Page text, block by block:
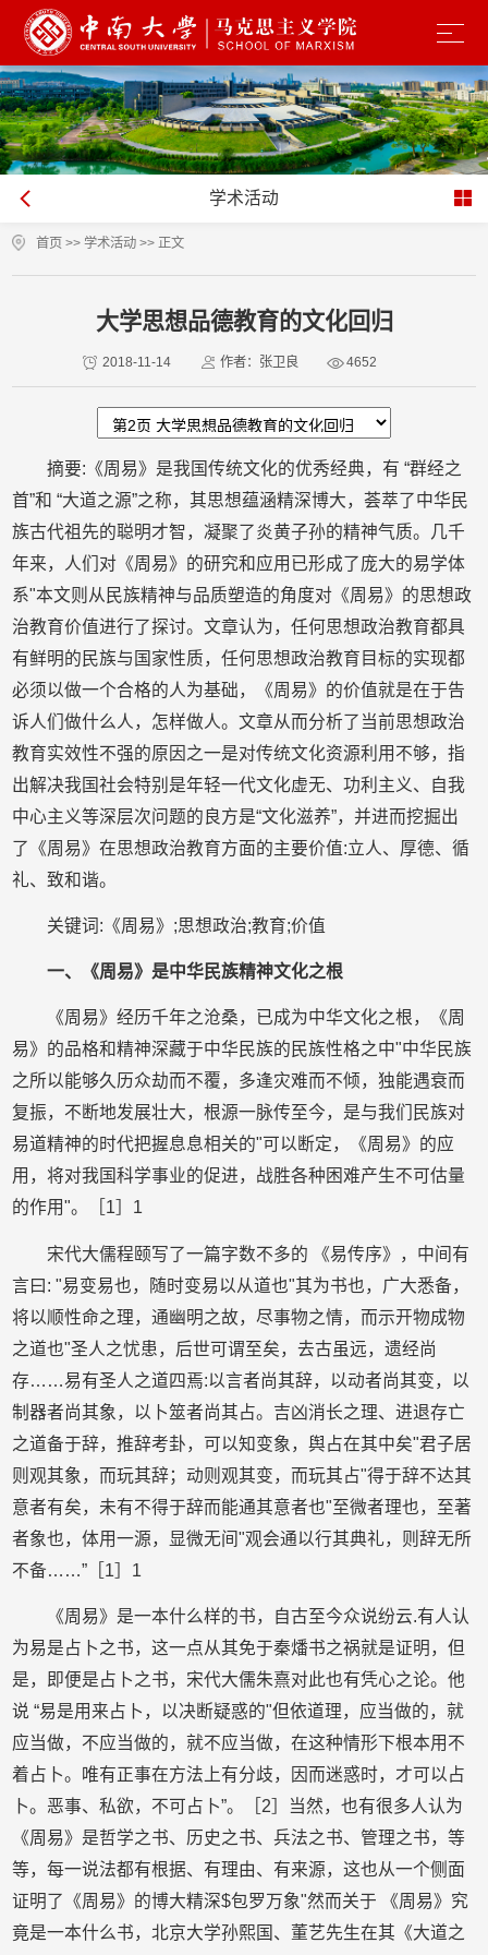
学术活动
首页 >>学术活动 >> 正文
大学思想品德教育的文化回归
2018-11-14 作者：张卫良 4652
摘要:《周易》是我国传统文化的优秀经典，有 “群经之
首”和 “大道之源”之称，其思想蕴涵精深博大，荟萃了中华民
族古代祖先的聪明才智，凝聚了炎黄子孙的精神气质。几千
年来，人们对《周易》的研究和应用已形成了庞大的易学体
系"本文则从民族精神与品质塑造的角度对《周易》的思想政
治教育价值进行了探讨。文章认为，任何思想政治教育都具
有鲜明的民族与国家性质，任何思想政治教育目标的实现都
必须以做一个合格的人为基础，《周易》的价值就是在于告
诉人们做什么人，怎样做人。文章从而分析了当前思想政治
教育实效性不强的原因之一是对传统文化资源利用不够，指
出解决我国社会特别是年轻一代文化虚无、功利主义、自我
中心主义等深层次问题的良方是“文化滋养”，并进而挖掘出
了《周易》在思想政治教育方面的主要价值:立人、厚德、循
礼、致和谐。
关键词:《周易》;思想政治;教育;价值
一、《周易》是中华民族精神文化之根
《周易》经历千年之沧桑，已成为中华文化之根，《周
易》的品格和精神深藏于中华民族的民族性格之中"中华民族
之所以能够久历众劫而不覆，多逢灾难而不倾，独能遇衰而
复振，不断地发展壮大，根源一脉传至今，是与我们民族对
易道精神的时代把握息息相关的"可以断定，《周易》的应
用，将对我国科学事业的促进，战胜各种困难产生不可估量
的作用"。［1］1
宋代大儒程颐写了一篇字数不多的 《易传序》，中间有
言曰: "易变易也，随时变易以从道也"其为书也，广大悉备，
将以顺性命之理，通幽明之故，尽事物之情，而示开物成物
之道也"圣人之忧患，后世可谓至矣，去古虽远，遗经尚
存……易有圣人之道四焉:以言者尚其辞，以动者尚其变，以
制器者尚其象，以卜筮者尚其占。吉凶消长之理、进退存亡
之道备于辞，推辞考卦，可以知变象，舆占在其中矣"君子居
则观其象，而玩其辞；动则观其变，而玩其占"得于辞不达其
意者有矣，未有不得于辞而能通其意者也"至微者理也，至著
者象也，体用一源，显微无间"观会通以行其典礼，则辞无所
不备……”［1］1
《周易》是一本什么样的书，自古至今众说纷云.有人认
为易是占卜之书，这一点从其免于秦燔书之祸就是证明，但
是，即便是占卜之书，宋代大儒朱熹对此也有凭心之论。他
说 “易是用来占卜，以决断疑惑的"但依道理，应当做的，就
应当做，不应当做的，就不应当做，在这种情形下根本用不
着占卜。唯有正事在方法上有分歧，因而迷惑时，才可以占
卜。恶事、私欲，不可占卜”。［2］当然，也有很多人认为
《周易》是哲学之书、历史之书、兵法之书、管理之书，等
等，每一说法都有根据、有理由、有来源，这也从一个侧面
证明了《周易》的博大精深$包罗万象"然而关于 《周易》究
竟是一本什么书，北京大学孙熙国、董艺先生在其《大道之